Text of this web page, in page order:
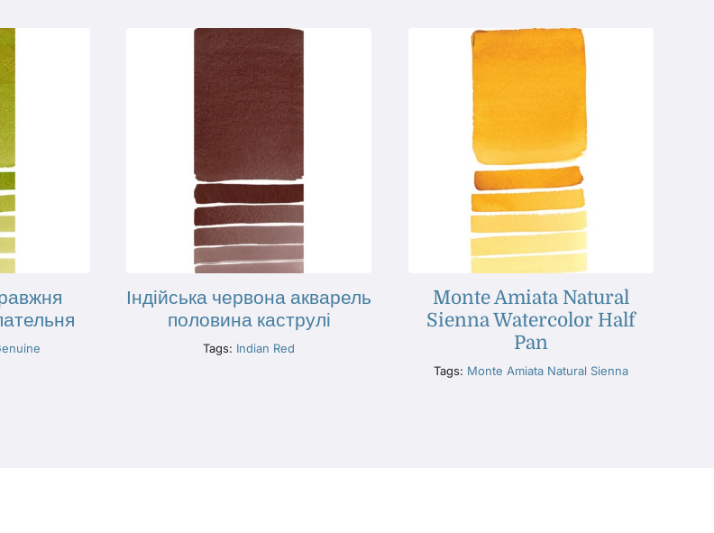
Індійська червона акварель
половина каструлі
Tags: Indian Red
Monte Amiata Natural
Sienna Watercolor Half
Pan
Tags: Monte Amiata Natural Sienna